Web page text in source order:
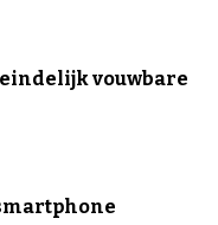
vouwbare